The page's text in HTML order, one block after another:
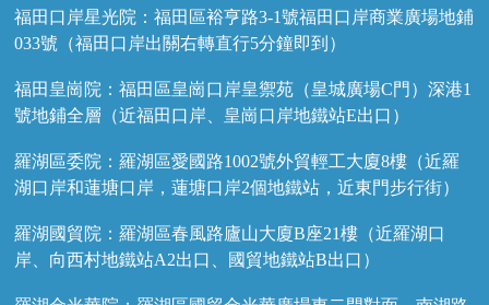
福田口岸星光院：福田區裕亨路3-1號福田口岸商業廣場地鋪
033號（福田口岸出關右轉直行5分鐘即到）
福田皇崗院：福田區皇崗口岸皇禦苑（皇城廣場C門）深港1
號地鋪全層（近福田口岸、皇崗口岸地鐵站E出口）
羅湖區委院：羅湖區愛國路1002號外貿輕工大廈8樓（近羅
湖口岸和蓮塘口岸，蓮塘口岸2個地鐵站，近東門步行街）
羅湖國貿院：羅湖區春風路廬山大廈B座21樓（近羅湖口
岸、向西村地鐵站A2出口、國貿地鐵站B出口）